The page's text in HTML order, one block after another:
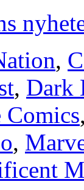
,
, Dark
Comics
,